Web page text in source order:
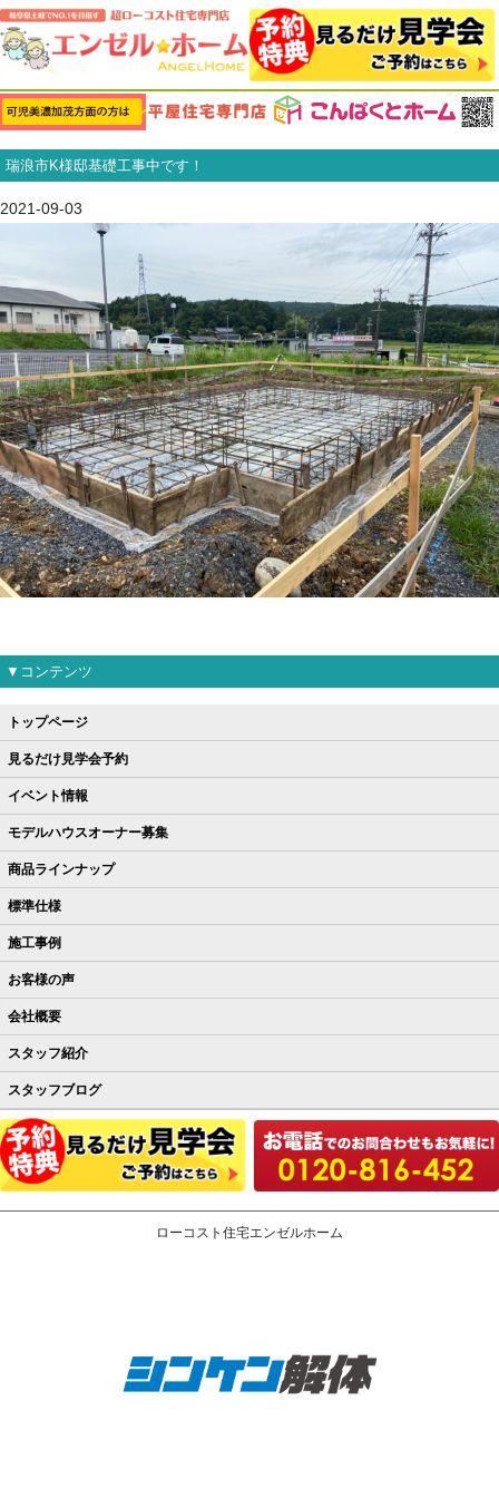
瑞浪市K様邸基礎工事中です！
2021-09-03
▼コンテンツ
トップページ
見るだけ見学会予約
イベント情報
モデルハウスオーナー募集
商品ラインナップ
標準仕様
施工事例
お客様の声
会社概要
スタッフ紹介
スタッフブログ
ローコスト住宅エンゼルホーム